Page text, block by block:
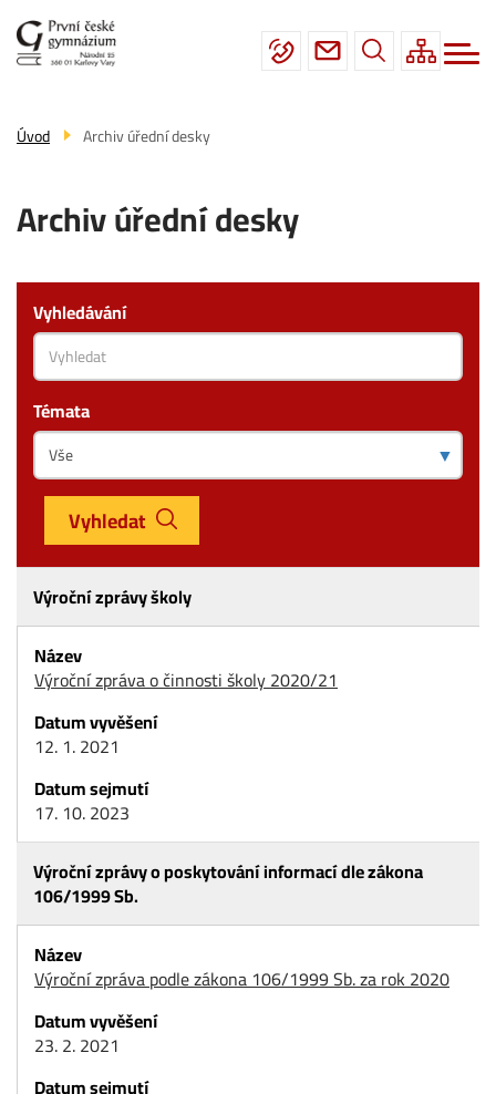
Přejít
hlavnímu
Menu
navigace
Škola
Studium
Kontakty
Úvod Archiv úřední desky
Archiv úřední desky
Vyhledávání
Témata
Vyhledat
Výroční zprávy školy
Výroční zpráva o činnosti školy 2020/21
12. 1. 2021
17. 10. 2023
Výroční zprávy o poskytování informací dle zákona
106/1999 Sb.
Výroční zpráva podle zákona 106/1999 Sb. za rok 2020
23. 2. 2021